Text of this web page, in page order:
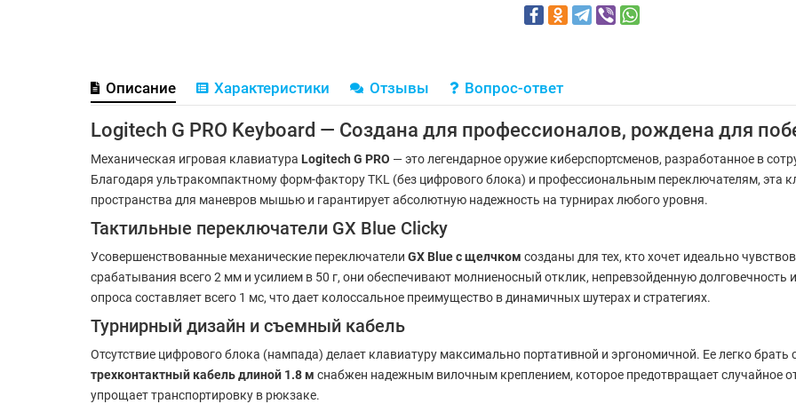
Описание Характеристики Отзывы Вопрос-ответ
Logitech G PRO Keyboard — Создана для профессионалов, рождена для
Механическая игровая клавиатура Logitech G PRO — это легендарное оружие киберспортсменов, разработанное в
Благодаря ультракомпактному форм-фактору TKL (без цифрового блока) и профессиональным переключателям, эта
пространства для маневров мышью и гарантирует абсолютную надежность на турнирах любого уровня.
Тактильные переключатели GX Blue Clicky
Усовершенствованные механические переключатели GX Blue с щелчком созданы для тех, кто хочет идеально
срабатывания всего 2 мм и усилием в 50 г, они обеспечивают молниеносный отклик, непревзойденную долговечность
опроса составляет всего 1 мс, что дает колоссальное преимущество в динамичных шутерах и стратегиях.
Турнирный дизайн и съемный кабель
Отсутствие цифрового блока (нампада) делает клавиатуру максимально портативной и эргономичной. Ее легко
трехконтактный кабель длиной 1.8 м снабжен надежным вилочным креплением, которое предотвращает случайное
упрощает транспортировку в рюкзаке.